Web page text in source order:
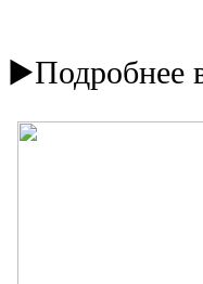
▶️Подробнее